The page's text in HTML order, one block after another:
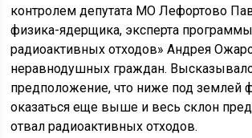
контролем депутата МО Лефортово
физика-ядерщика, эксперта
радиоактивных отходов» Андрея
неравнодушных граждан.
предположение, что ниже под землей
оказаться еще выше и весь склон
отвал радиоактивных отходов.